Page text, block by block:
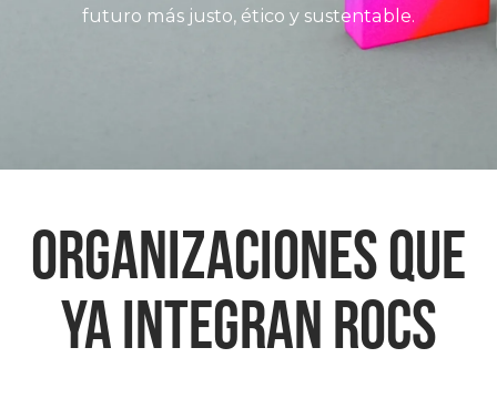
futuro más justo, ético y sustentable.
organizaciones que
ya integran ROCS